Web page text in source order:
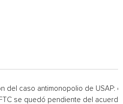
del caso antimonopolio de USAP: el
se quedó pendiente del acuerdo